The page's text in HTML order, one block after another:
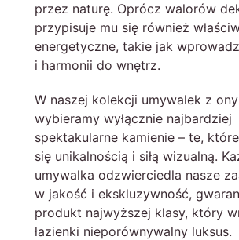
przez naturę. Oprócz walorów
przypisuje mu się również
energetyczne, takie jak
i harmonii do wnętrz.
W naszej kolekcji umywalek z
wybieramy wyłącznie najbardziej
spektakularne kamienie – te,
się unikalnością i siłą wizualną.
umywalka odzwierciedla nasze
w jakość i ekskluzywność,
produkt najwyższej klasy, który
łazienki nieporównywalny luksus.